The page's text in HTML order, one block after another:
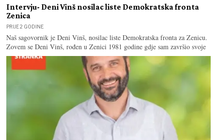
Intervju- Deni Vinš nosilac liste Demokratska fronta
Zenica
PRIJE 2 GODINE
Naš sagovornik je Deni Vinš, nosilac liste Demokratska fronta za Zenicu.
Zovem se Deni Vinš, rođen u Zenici 1981 godine gdje sam završio svoje